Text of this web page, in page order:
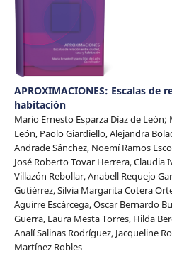
APROXIMACIONES: Escalas de
habitación
Mario Ernesto Esparza Díaz de León;
León, Paolo Giardiello, Alejandra
Andrade Sánchez, Noemí Ramos
José Roberto Tovar Herrera, Claudia
Villazón Rebollar, Anabell Requejo
Gutiérrez, Silvia Margarita Cotera
Aguirre Escárcega, Oscar Bernardo
Guerra, Laura Mesta Torres, Hilda
Analí Salinas Rodríguez, Jacqueline
Martínez Robles